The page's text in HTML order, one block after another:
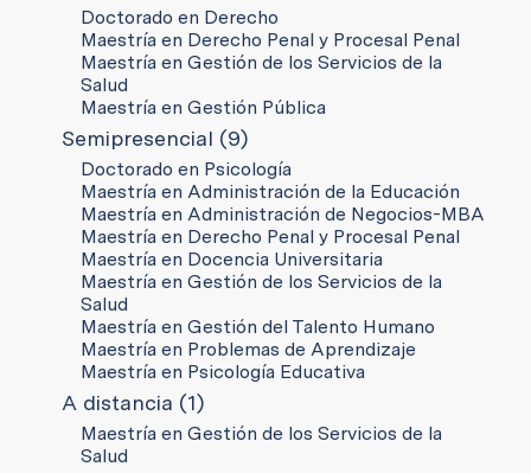
Doctorado en Derecho
Maestría en Derecho Penal y Procesal Penal
Maestría en Gestión de los Servicios de la
Salud
Maestría en Gestión Pública
Semipresencial (9)
Doctorado en Psicología
Maestría en Administración de la Educación
Maestría en Administración de Negocios-MBA
Maestría en Derecho Penal y Procesal Penal
Maestría en Docencia Universitaria
Maestría en Gestión de los Servicios de la
Salud
Maestría en Gestión del Talento Humano
Maestría en Problemas de Aprendizaje
Maestría en Psicología Educativa
A distancia (1)
Maestría en Gestión de los Servicios de la
Salud